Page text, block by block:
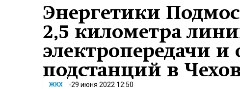
Энергетики
2,5 километра
электропередачи
подстанций в
ЖКХ 29 июня 2022 12:50